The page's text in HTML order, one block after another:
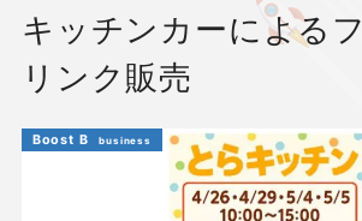
キッチンカーによる
リンク販売
Boost B